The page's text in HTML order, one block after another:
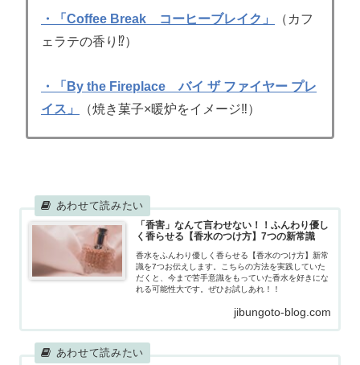
・「Coffee Break コーヒーブレイク」
（カフ
ェラテの香り⁉）
・「By the Fireplace バイ ザ ファイヤー プレ
イス」
（焼き菓子×暖炉をイメージ‼）
「香害」なんて言わせない！！ふんわり優し
く香らせる【香水のつけ方】7つの新常識
香水をふんわり優しく香らせる【香水のつけ方】新常
識を7つお伝えします。こちらの方法を実践していた
だくと、今まで苦手意識をもっていた香水を好きにな
れる可能性大です。ぜひお試しあれ！！
jibungoto-blog.com